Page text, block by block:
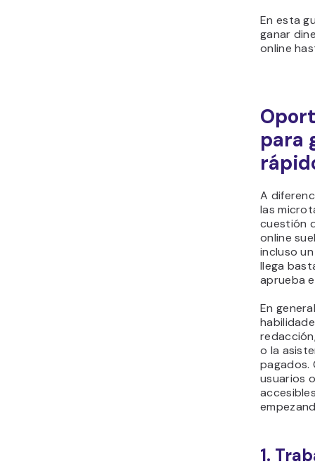
En esta
ganar
online
para
A
las
cuestión
online
incluso
llega
aprueba
En
o la
pagados.
usuarios
1.